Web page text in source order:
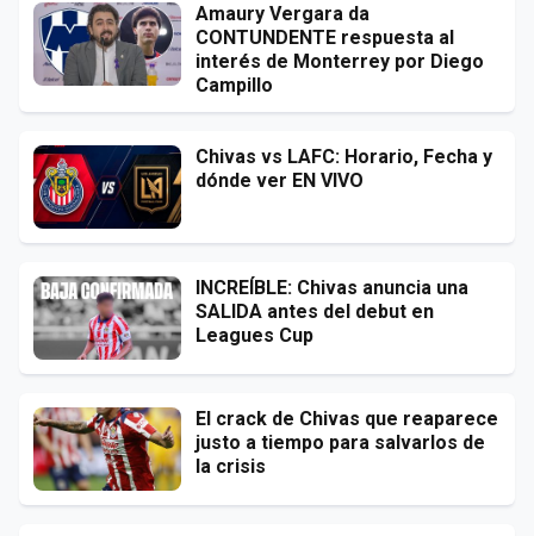
Amaury Vergara da
CONTUNDENTE respuesta al
interés de Monterrey por Diego
Campillo
Chivas vs LAFC: Horario, Fecha y
dónde ver EN VIVO
INCREÍBLE: Chivas anuncia una
SALIDA antes del debut en
Leagues Cup
El crack de Chivas que reaparece
justo a tiempo para salvarlos de
la crisis